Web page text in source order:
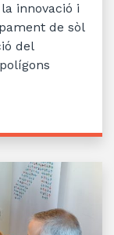
innovació i
de sòl
del